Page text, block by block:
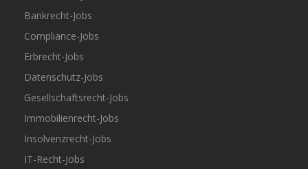
Bankrecht-Jobs
Compliance-Jobs
Erbrecht-Jobs
Datenschutz-Jobs
Gesellschaftsrecht-Jobs
Immobilienrecht-Jobs
Insolvenzrecht-Jobs
IT-Recht-Jobs